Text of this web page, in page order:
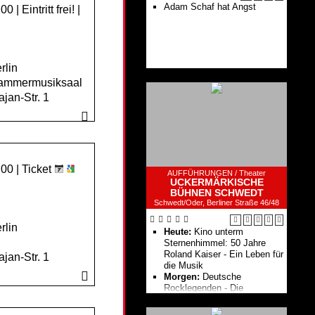
| Eintritt frei! |
Str. 1
| Ticket
Str. 1
Adam Schaf hat Angst
AUFFÜHRUNGEN / Theater
UCKERMÄRKISCHE
BÜHNEN SCHWEDT
Schwedt/Oder, Berliner Straße 46/48
Heute: Kino unterm
Sternenhimmel: 50 Jahre
Roland Kaiser - Ein Leben für
die Musik
Morgen: Deutsche
Rocklegenden - Die
Odertal-Festspiele „Sommer